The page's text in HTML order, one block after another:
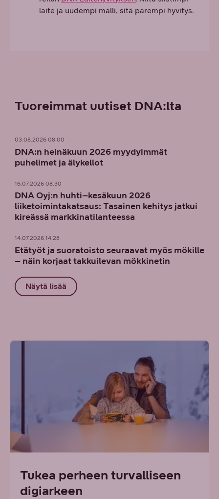
laite ja uudempi malli, sitä parempi hyvitys.
Tuoreimmat uutiset DNA:lta
03.08.2026 08:00
DNA:n heinäkuun 2026 myydyimmät
puhelimet ja älykellot
16.07.2026 08:30
DNA Oyj:n huhti–kesäkuun 2026
liiketoimintakatsaus: Tasainen kehitys jatkui
kireässä markkinatilanteessa
14.07.2026 14:28
Etätyöt ja suoratoisto seuraavat myös mökille
– näin korjaat takkuilevan mökkinetin
Näytä lisää
Tukea perheen turvalliseen
digiarkeen